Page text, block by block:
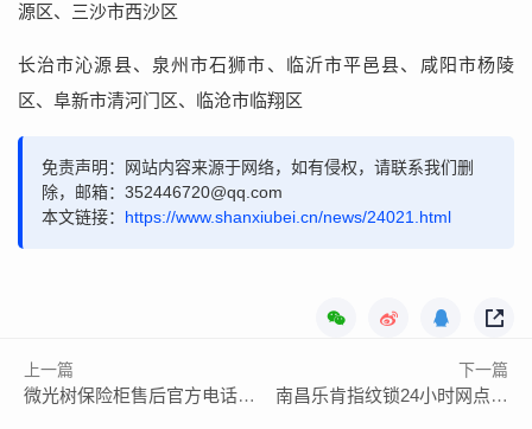
源区、三沙市西沙区
长治市沁源县、泉州市石狮市、临沂市平邑县、咸阳市杨陵
区、阜新市清河门区、临沧市临翔区
免责声明：网站内容来源于网络，如有侵权，请联系我们删
除，邮箱：352446720@qq.com
本文链接： https://www.shanxiubei.cn/news/24021.html
上一篇
微光树保险柜售后官方电话号码查询
下一篇
南昌乐肯指纹锁24小时网点维修电话